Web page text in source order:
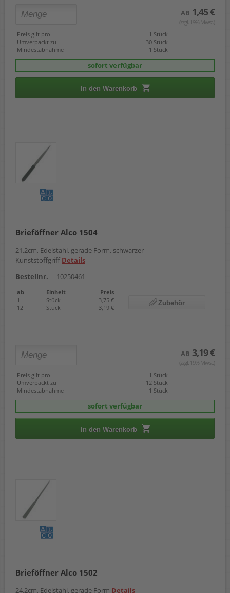
AB 1,45 €
(zzgl. 19% Mwst.)
Preis gilt pro
1 Stück
Umverpackt zu
30 Stück
Mindestabnahme
1 Stück
sofort verfügbar
In den Warenkorb
Brieföffner Alco 1504
21,2cm, Edelstahl, gerade Form, schwarzer
Kunststoffgriff Details
Bestellnr.
10250461
ab Einheit
Preis
1
Stück
3,75 €
12
Stück 3,19 €
Zubehör
AB 3,19 €
(zzgl. 19% Mwst.)
Preis gilt pro
1 Stück
Umverpackt zu
12 Stück
Mindestabnahme
1 Stück
sofort verfügbar
In den Warenkorb
Brieföffner Alco 1502
24,2cm, Edelstahl, gerade Form Details